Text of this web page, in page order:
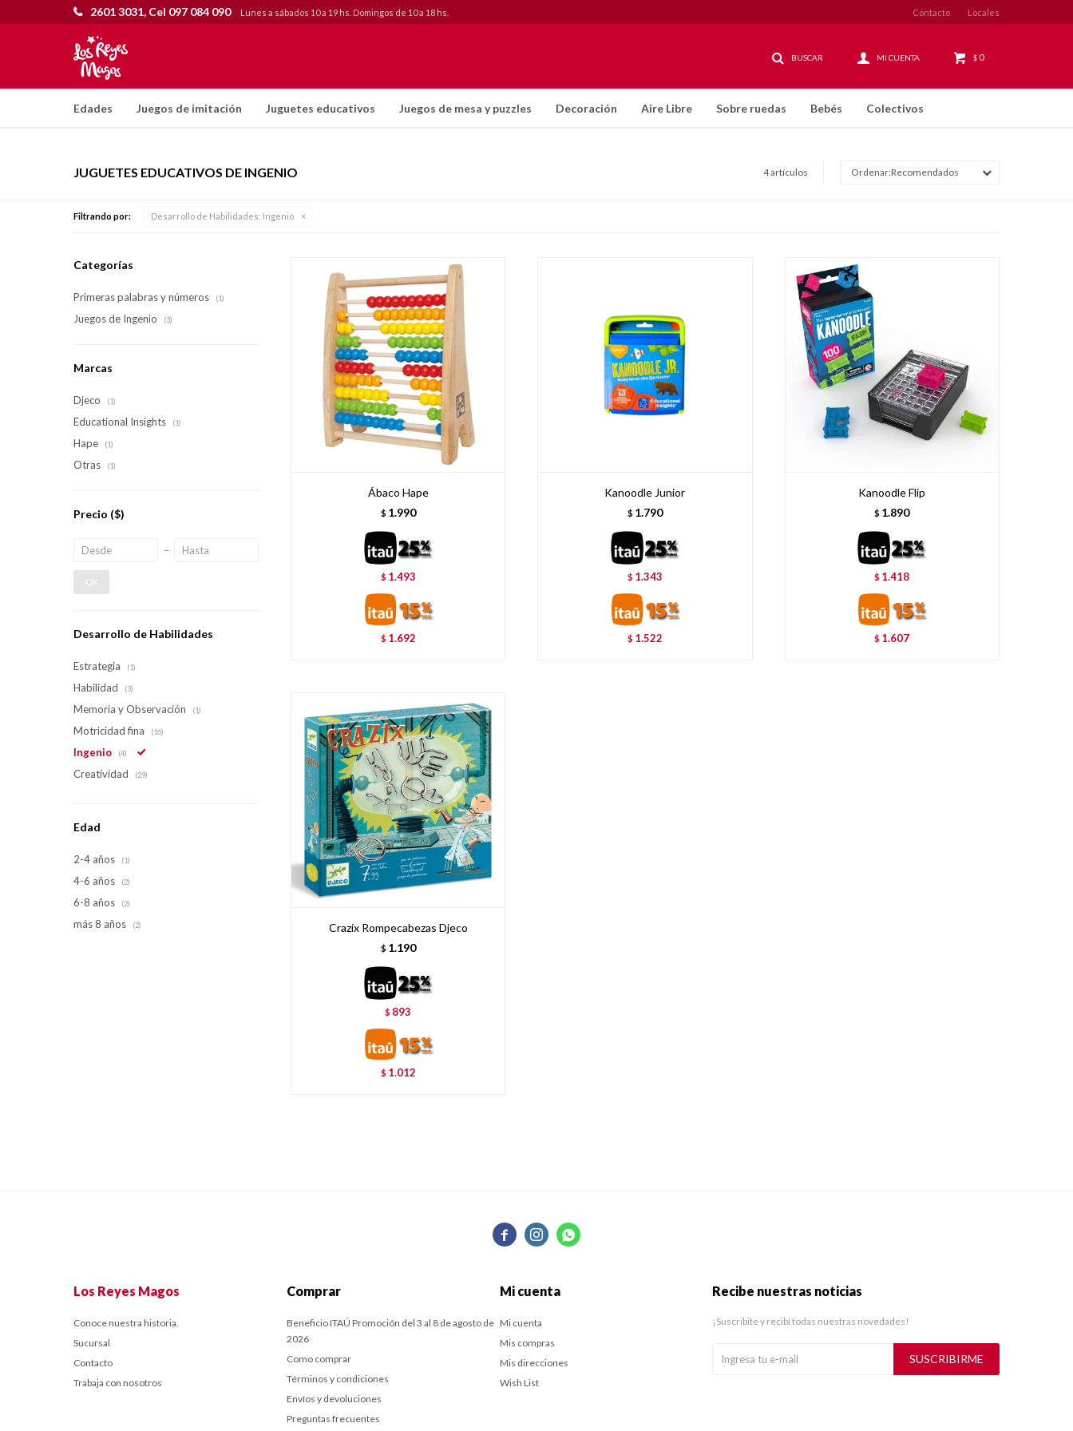
Edades Juegos de imitación Juguetes educativos Juegos de mesa y puzzles Decoración Aire Libre Sobre ruedas Bebés Colectivos
$ 0
2601 3031, Cel 097 084 090 Lunes a sábados 10 a 19 hs. Domingos de 10 a 18 hs. Contacto Locales
JUGUETES EDUCATIVOS DE INGENIO 4 artículos Recomendados
Filtrando por: Desarrollo de Habilidades: Ingenio
Ábaco Hape
$ 1.990
$ 1.493
$ 1.692
Kanoodle Junior
$ 1.790
$ 1.343
$ 1.522
Kanoodle Flip
$ 1.890
$ 1.418
$ 1.607
Crazix Rompecabezas Djeco
$ 1.190
$ 893
$ 1.012
Categorías
Primeras palabras y números (1)
Juegos de Ingenio (3)
Marcas
Djeco (1)
Educational Insights (1)
Hape (1)
Otras (1)
Precio ($)
OK
Desarrollo de Habilidades
Estrategia (1)
Habilidad (3)
Memoria y Observación (1)
Motricidad fina (16)
Ingenio (4)
Creatividad (29)
Edad
2-4 años (1)
4-6 años (2)
6-8 años (2)
más 8 años (2)
  
Los Reyes Magos
Conoce nuestra historia.
Sucursal
Contacto
Trabaja con nosotros
Comprar
Beneficio ITAÚ Promoción del 3 al 8 de agosto de
2026
Como comprar
Términos y condiciones
Envíos y devoluciones
Preguntas frecuentes
Mi cuenta
Mi cuenta
Mis compras
Mis direcciones
Wish List
Recibe nuestras noticias
¡Suscribite y recibí todas nuestras novedades!
SUSCRIBIRME